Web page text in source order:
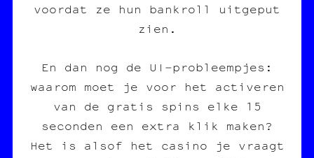
voordat ze hun bankroll uitgeput
zien.
En dan nog de UI‑probleempjes:
waarom moet je voor het activeren
van de gratis spins elke 15
seconden een extra klik maken?
Het is alsof het casino je vraagt